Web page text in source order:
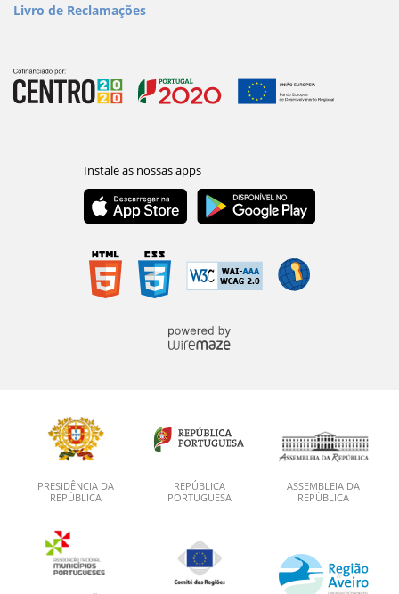
Livro de Reclamações
PRESIDÊNCIA DA
REPÚBLICA
REPÚBLICA
PORTUGUESA
ASSEMBLEIA DA
REPÚBLICA